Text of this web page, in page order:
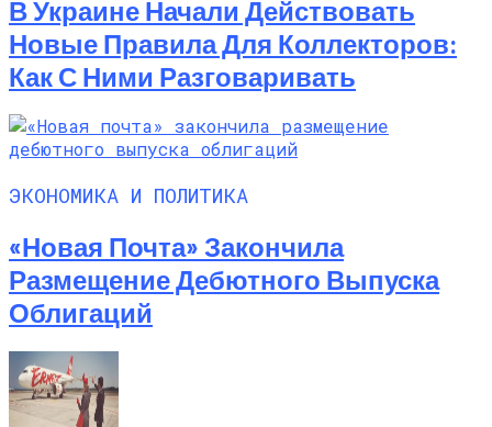
В Украине Начали Действовать
Новые Правила Для Коллекторов:
Как С Ними Разговаривать
ЭКОНОМИКА И ПОЛИТИКА
«Новая Почта» Закончила
Размещение Дебютного Выпуска
Облигаций